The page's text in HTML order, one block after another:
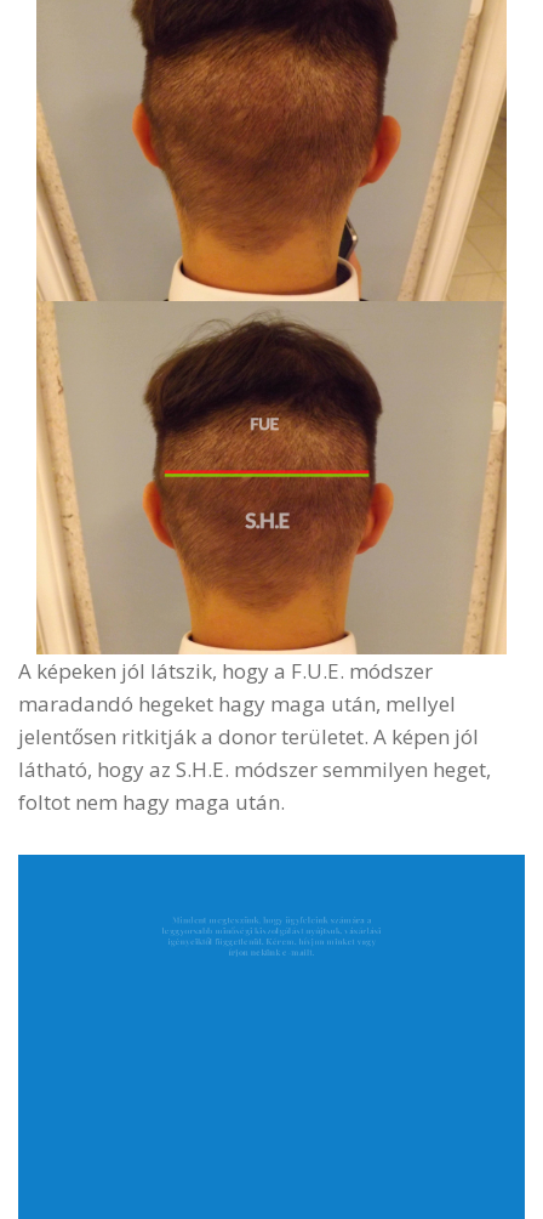
A képeken jól látszik, hogy a F.U.E. módszer
maradandó hegeket hagy maga után, mellyel
jelentősen ritkitják a donor területet. A képen jól
látható, hogy az S.H.E. módszer semmilyen heget,
foltot nem hagy maga után.
leggyorsabb minőségi kiszolgálást nyújtsuk, vásárlási
igényeiktől függetlenül. Kérem, hívjon minket vagy